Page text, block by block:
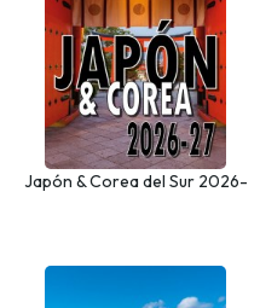
Japón & Corea del Sur 2026-